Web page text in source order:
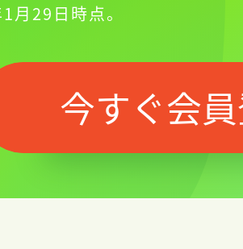
29日時点。
今すぐ会